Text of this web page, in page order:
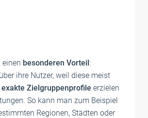
einen besonderen Vorteil:
ihre Nutzer, weil diese meist
exakte Zielgruppenprofile erzielen
So kann man zum Beispiel
Regionen, Städten oder